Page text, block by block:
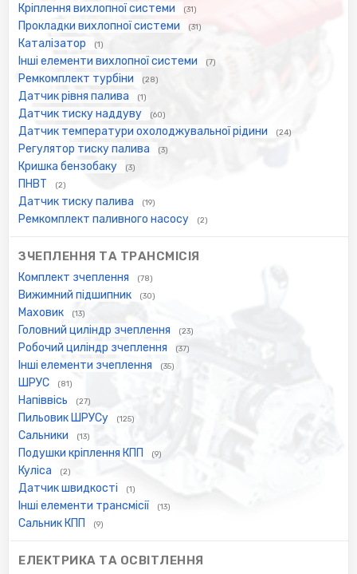
Кріплення вихлопної системи (31)
Прокладки вихлопної системи (31)
Каталізатор (1)
Інші елементи вихлопної системи (7)
Ремкомплект турбіни (28)
Датчик рівня палива (1)
Датчик тиску наддуву (60)
Датчик температури охолоджувальної рідини (24)
Регулятор тиску палива (3)
Кришка бензобаку (3)
ПНВТ (2)
Датчик тиску палива (19)
Ремкомплект паливного насосу (2)
ЗЧЕПЛЕННЯ ТА ТРАНСМІСІЯ
Комплект зчеплення (78)
Вижимний підшипник (30)
Маховик (13)
Головний циліндр зчеплення (23)
Робочий циліндр зчеплення (37)
Інші елементи зчеплення (35)
ШРУС (81)
Напіввісь (27)
Пильовик ШРУСу (125)
Сальники (13)
Подушки кріплення КПП (9)
Куліса (2)
Датчик швидкості (1)
Інші елементи трансмісії (13)
Сальник КПП (9)
ЕЛЕКТРИКА ТА ОСВІТЛЕННЯ